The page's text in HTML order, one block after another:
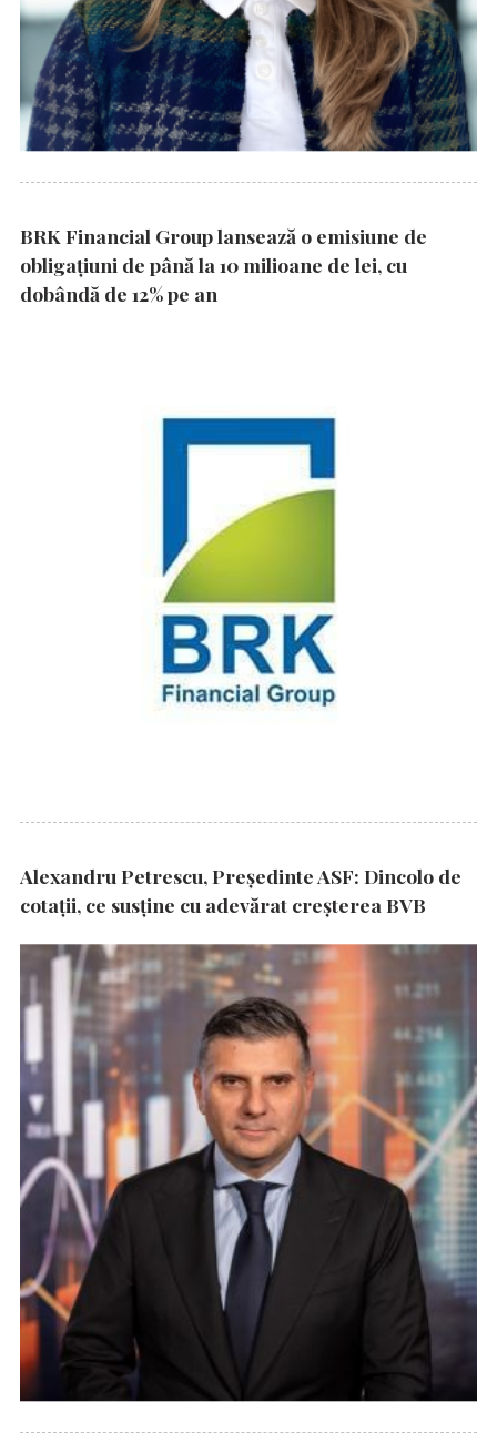
BRK Financial Group lansează o emisiune de
obligațiuni de până la 10 milioane de lei, cu
dobândă de 12% pe an
Alexandru Petrescu, Președinte ASF: Dincolo de
cotații, ce susține cu adevărat creșterea BVB